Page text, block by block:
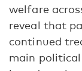
welfare
reveal that
continued
main